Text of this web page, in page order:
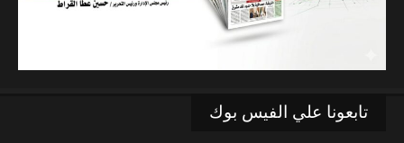
تابعونا علي الفيس بوك